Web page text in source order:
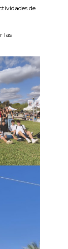
de
las